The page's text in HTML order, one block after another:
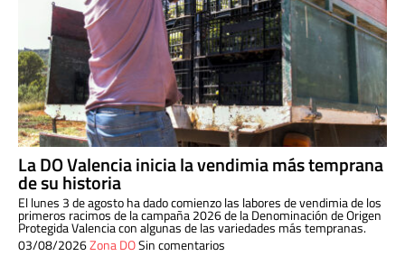
La DO Valencia inicia la vendimia más temprana
de su historia
El lunes 3 de agosto ha dado comienzo las labores de vendimia de los
primeros racimos de la campaña 2026 de la Denominación de Origen
Protegida Valencia con algunas de las variedades más tempranas.
03/08/2026Zona DOSin comentarios